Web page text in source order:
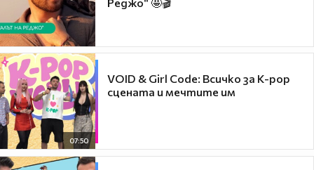
07:50
VOID & Girl Code: Всичко за K-pop
сцената и мечтите им